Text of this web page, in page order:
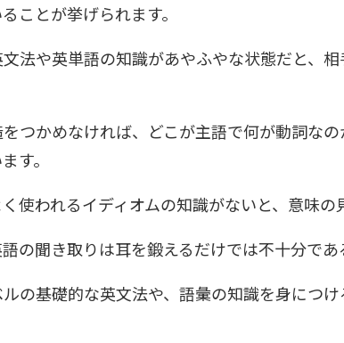
ことが挙げられます。
法や英単語の知識があやふやな状態だと、
つかめなければ、どこが主語で何が動詞な
す。
使われるイディオムの知識がないと、意味の
の聞き取りは耳を鍛えるだけでは不十分であ
の基礎的な英文法や、語彙の知識を身につけ